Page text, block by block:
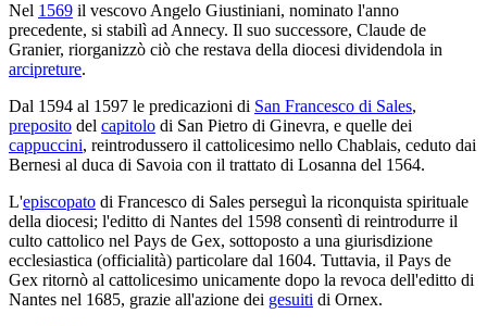
Nel 1569 il vescovo Angelo Giustiniani, nominato l'anno
precedente, si stabilì ad Annecy. Il suo successore, Claude de
Granier, riorganizzò ciò che restava della diocesi dividendola in
arcipreture.
Dal 1594 al 1597 le predicazioni di San Francesco di Sales,
preposito del capitolo di San Pietro di Ginevra, e quelle dei
cappuccini, reintrodussero il cattolicesimo nello Chablais, ceduto dai
Bernesi al duca di Savoia con il trattato di Losanna del 1564.
L'episcopato di Francesco di Sales perseguì la riconquista spirituale
della diocesi; l'editto di Nantes del 1598 consentì di reintrodurre il
culto cattolico nel Pays de Gex, sottoposto a una giurisdizione
ecclesiastica (officialità) particolare dal 1604. Tuttavia, il Pays de
Gex ritornò al cattolicesimo unicamente dopo la revoca dell'editto di
Nantes nel 1685, grazie all'azione dei gesuiti di Ornex.